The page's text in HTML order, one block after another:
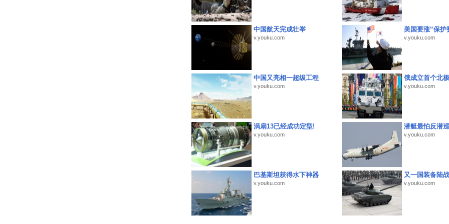
中国航天完成壮举
v.youku.com
美国要涨“保护
v.youku.com
中国又亮相一超级工程
v.youku.com
俄成立首个北
v.youku.com
涡扇13已经成功定型!
v.youku.com
潜艇最怕反潜
v.youku.com
巴基斯坦获得水下神器
v.youku.com
又一国装备陆
v.youku.com